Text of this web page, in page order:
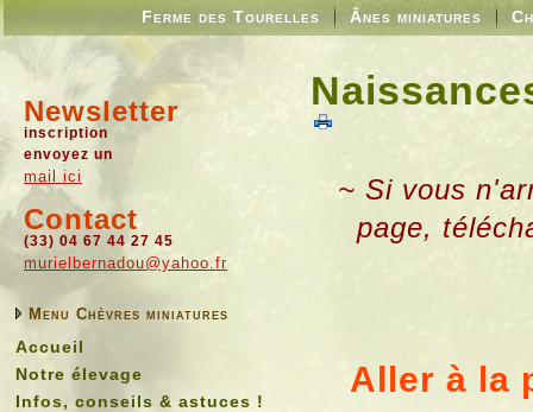
Ferme des Tourelles Ânes miniatures
Newsletter
inscription
envoyez un
mail ici
Contact
(33) 04 67 44 27 45
murielbernadou@yahoo.fr
Menu Chèvres miniatures
Accueil
Notre élevage
Infos, conseils & astuces !
~ Si vous
page,
Aller à la